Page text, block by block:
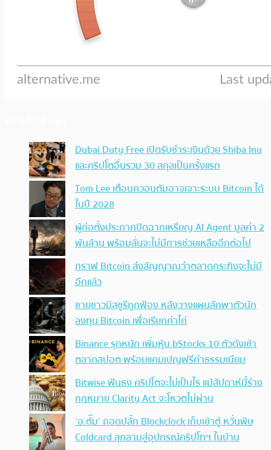
Dubai Duty Free เปิดรับชำระเงินด้วย Shiba Inu
และคริปโตอื่นรวม 30 สกุลเป็นครั้งแรก
Tom Lee เตือนควอนตัมอาจเจาะระบบ Bitcoin ได้
ในปี 2028
ผู้ก่อตั้งประกาศปิดฉากเหรียญ AI Agent มูลค่า 2
พันล้าน พร้อมลั่นจะไม่มีการช่วยเหลืออีกต่อไป
กราฟ Bitcoin ส่งสัญญาณว่าตลาดกระทิงจะไม่มี
อีกแล้ว
ชายชาวมิสซูรีถูกฟ้อง หลังวางแผนลักพาตัวนัก
ลงทุน Bitcoin เพื่อเรียกค่าไถ่
Binance รุกหนัก เพิ่มหุ้น bStocks 10 ตัวดังเข้า
ตลาดสปอต พร้อมแคมเปญฟรีค่าธรรมเนียม
Bitwise ฟันธง คริปโตจะไม่เป็นไร แม้สัปดาห์นี้ร่าง
กฎหมาย Clarity Act จะโหวตไม่ผ่าน
‘อ.ตั๊ม’ ถอดปลั้ก Blockclock เก็บเข้าตู้ หวั่นพิษ
Coldcard ลุกลามสู่อุปกรณ์คริปโทฯ ในบ้าน